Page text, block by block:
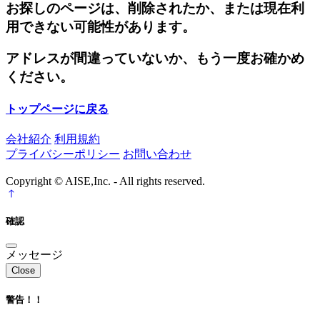
お探しのページは、削除されたか、または現在利
用できない可能性があります。
アドレスが間違っていないか、もう一度お確かめ
ください。
トップページに戻る
会社紹介 利用規約
プライバシーポリシー お問い合わせ
Copyright © AISE,Inc. - All rights reserved.
確認
メッセージ
Close
警告！！